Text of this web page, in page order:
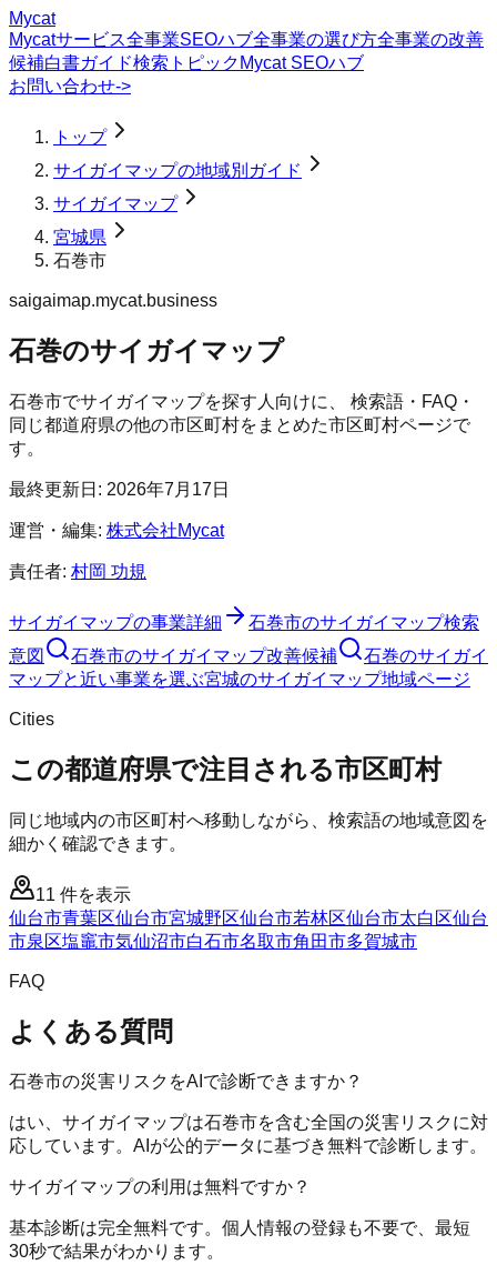
Mycat
Mycatサービス全事業SEOハブ全事業の選び方全事業の改善
候補白書ガイド検索トピック Mycat SEOハブ
お問い合わせ->
トップ
サイガイマップの地域別ガイド
サイガイマップ
宮城県
石巻市
saigaimap.mycat.business
石巻のサイガイマップ
石巻市でサイガイマップを探す人向けに、 検索語・FAQ・
同じ都道府県の他の市区町村をまとめた市区町村ページで
す。
最終更新日: 2026年7月17日
運営・編集: 株式会社Mycat
責任者: 村岡 功規
サイガイマップの事業詳細 石巻市のサイガイマップ検索
意図
石巻市のサイガイマップ改善候補
石巻のサイガイ
マップと近い事業を選ぶ宮城のサイガイマップ地域ページ
Cities
この都道府県で注目される市区町村
同じ地域内の市区町村へ移動しながら、検索語の地域意図を
細かく確認できます。
11 件を表示
仙台市青葉区仙台市宮城野区仙台市若林区仙台市太白区仙台
市泉区塩竈市気仙沼市白石市名取市角田市多賀城市
FAQ
よくある質問
石巻市の災害リスクをAIで診断できますか？
はい、サイガイマップは石巻市を含む全国の災害リスクに対
応しています。AIが公的データに基づき無料で診断します。
サイガイマップの利用は無料ですか？
基本診断は完全無料です。個人情報の登録も不要で、最短
30秒で結果がわかります。